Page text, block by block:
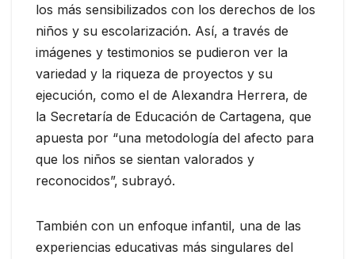
los más sensibilizados con los derechos de los
niños y su escolarización. Así, a través de
imágenes y testimonios se pudieron ver la
variedad y la riqueza de proyectos y su
ejecución, como el de Alexandra Herrera, de
la Secretaría de Educación de Cartagena, que
apuesta por “una metodología del afecto para
que los niños se sientan valorados y
reconocidos”, subrayó.
También con un enfoque infantil, una de las
experiencias educativas más singulares del